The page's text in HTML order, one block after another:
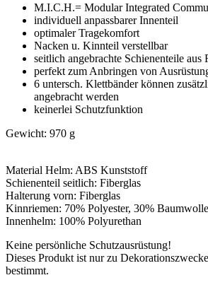
M.I.C.H.= Modular Integrated
individuell anpassbarer Innenteil
optimaler Tragekomfort
Nacken u. Kinnteil verstellbar
seitlich angebrachte Schienenteile aus
perfekt zum Anbringen von
6 untersch. Klettbänder können
angebracht werden
keinerlei Schutzfunktion
Gewicht: 970 g
Material Helm: ABS Kunststoff
Schienenteil seitlich: Fiberglas
Halterung vorn: Fiberglas
Kinnriemen: 70% Polyester, 30% Baumwolle
Innenhelm: 100% Polyurethan
Keine persönliche Schutzausrüstung!
Dieses Produkt ist nur zu
bestimmt.